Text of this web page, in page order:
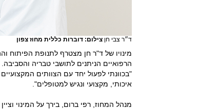
ד״ר צבי חן צילום: דוברות כללית מחוז צפון
מינויו של ד"ר חן מצטרף לתנופת
הרפואיים הניתנים לתושבי טבריה
"בכוונתי לפעול יחד עם הצוותים
איכותי, מקצועי ונגיש למטופלים".
מנהל המחוז, רפי ברום, בירך על המינוי